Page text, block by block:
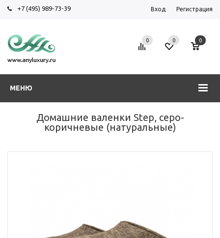
+7 (495) 989-73-39 Вход Регистрация
МЕНЮ
0 0 0
Домашние валенки Step, серо-
коричневые (натуральные)